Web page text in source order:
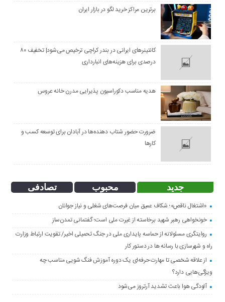
برترین مراکز خرید لگو در بازار ایران
کانتینرهای ایرانی در بندر کراچی ترخیص می‌شود| تخفیف ۸۰
درصدی برای هزینه‌های انبارداری
هدیه مناسب دکوراسیون پذیرایی مدرن خانه عروس
ضرورت حضور شتاب ‌دهنده‌ها در آبادان برای توسعه کسب‌ و
کارها
جدید محبوب
تصادفی
«اشتغال ناقص»؛ شکاف عمیق میان فرصت‌های شغلی و نیاز جوانان
خونخواهی رهبر شهید برخاسته از غیرت ملی است؛ گفتمانی تمدن‌ساز
روایتگری مسئولانه از حماسه‌ پایداری ملی در جنگ تحمیلی اخیر/ تقویت ارتباط وزارت
راه و شهرسازی با رسانه ها در دستور کار
از علاقه شخصی تا مهارت حرفه‌ای یک دوره آموزش فنگ شویی مناسب چه
ویژگی‌هایی دارد؟
آلودگی هوا باعث تشدید آرتروز می‌شود